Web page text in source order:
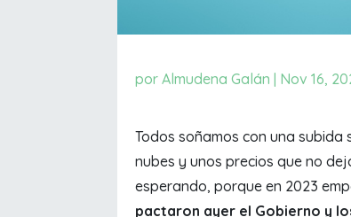
por Almudena Galán Nov 16,
Todos soñamos con una
nubes y unos precios que no
esperando, porque en 2023
pactaron ayer el Gobierno y